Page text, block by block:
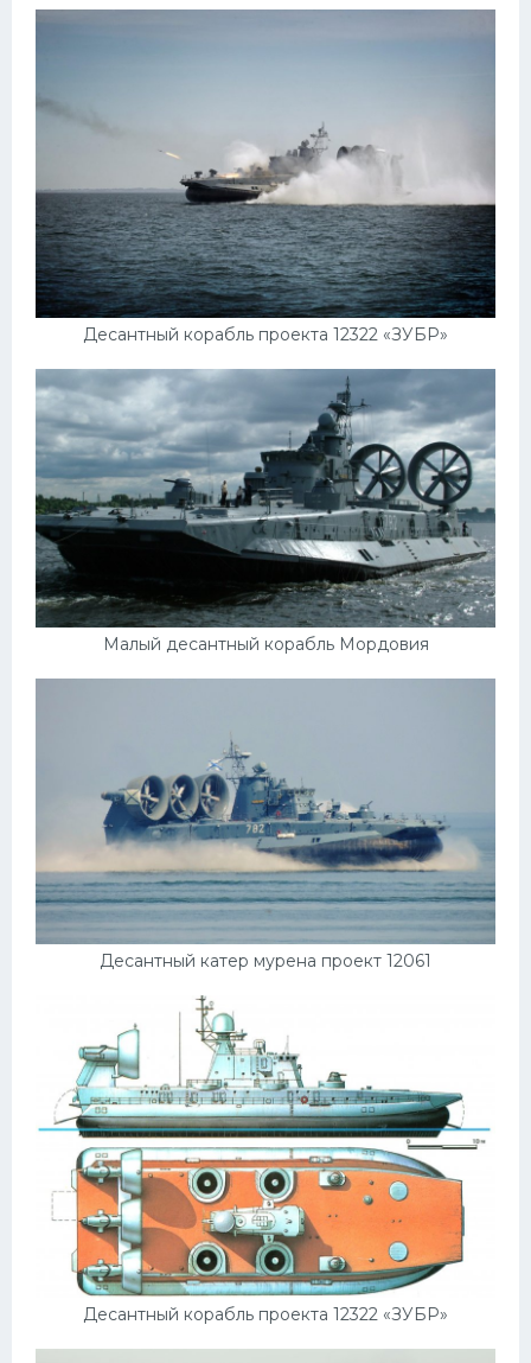
Десантный корабль проекта 12322 «ЗУБР»
Малый десантный корабль Мордовия
Десантный катер мурена проект 12061
Десантный корабль проекта 12322 «ЗУБР»